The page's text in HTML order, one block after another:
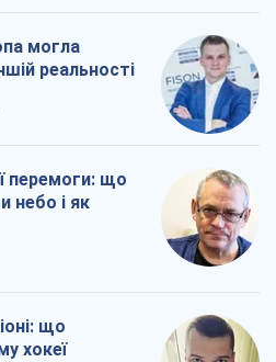
могла
реальності
перемоги: що
небо і як
що
хокеї